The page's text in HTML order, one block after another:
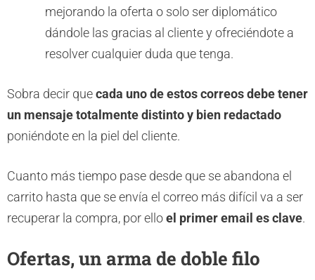
mejorando la oferta o solo ser diplomático
dándole las gracias al cliente y ofreciéndote a
resolver cualquier duda que tenga.
Sobra decir quecada uno de estos correos debe tener
un mensaje totalmente distinto y bien redactado
poniéndote en la piel del cliente.
Cuanto más tiempo pase desde que se abandona el
carrito hasta que se envía el correo más difícil va a ser
recuperar la compra, por elloel primer email es clave.
Ofertas, un arma de doble filo